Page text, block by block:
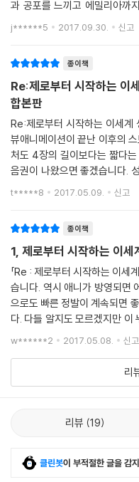
과 공포를 느끼고 에밀리아까
존재를 만난 것에 대해 감사한
는데 ..
j******5 2017.09.30. 신고
종이책
Re:제로부터 시작하는
합본판
Re:제로부터 시작하는 이세
뷰애니메이션이 끝난 이후의
처도 4장의 길이보다는 짧다
음권이 나왔으면 좋겠습니다.
만나게 되고 그곳의 비밀을 알
t*****8 2017.05.09. 신고
종이책
1, 제로부터 시작하는 이세
「Re : 제로부터 시작하는 이세
습니다. 역시 애니가 방영되면
으로도 빠른 정발이 계속되면
다. 다들 알지도 모르겠지만 이
키드나입니다. 개인적인 감상
w******2 2017.05.08. 신고
리
리뷰 19
클린봇이 부적절한 글을 감